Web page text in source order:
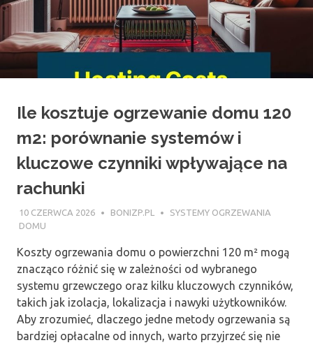
Ile kosztuje ogrzewanie domu 120
m2: porównanie systemów i
kluczowe czynniki wpływające na
rachunki
10 CZERWCA 2026 BONIZP.PL
SYSTEMY OGRZEWANIA
DOMU
Koszty ogrzewania domu o powierzchni 120 m² mogą
znacząco różnić się w zależności od wybranego
systemu grzewczego oraz kilku kluczowych czynników,
takich jak izolacja, lokalizacja i nawyki użytkowników.
Aby zrozumieć, dlaczego jedne metody ogrzewania są
bardziej opłacalne od innych, warto przyjrzeć się nie